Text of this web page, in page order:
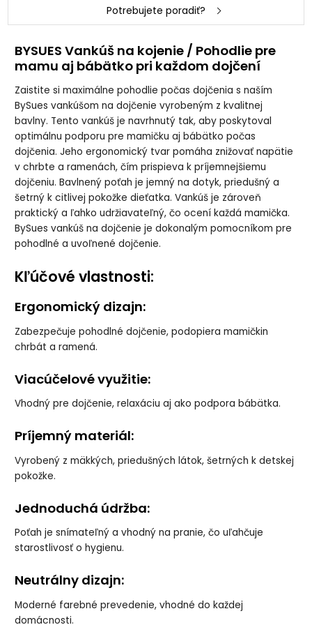
PIVONKY
dojčenie Bavlna
Classic - TMAVÉ
PIVONKY
dojčenie Bavlna
Classic - ZELENÁ
HÚSKA
ZVIERATKÁ
Potrebujete poradiť?
BYSUES Vankúš na kojenie / Pohodlie pre
mamu aj bábätko pri každom dojčení
Zaistite si maximálne pohodlie počas dojčenia s naším
BySues vankúšom na dojčenie vyrobeným z kvalitnej
bavlny. Tento vankúš je navrhnutý tak, aby poskytoval
optimálnu podporu pre mamičku aj bábätko počas
dojčenia. Jeho ergonomický tvar pomáha znižovať napätie
v chrbte a ramenách, čím prispieva k príjemnejšiemu
dojčeniu. Bavlnený poťah je jemný na dotyk, priedušný a
šetrný k citlivej pokožke dieťatka. Vankúš je zároveň
praktický a ľahko udržiavateľný, čo ocení každá mamička.
BySues vankúš na dojčenie je dokonalým pomocníkom pre
pohodlné a uvoľnené dojčenie.
Kľúčové vlastnosti:
Ergonomický dizajn:
Zabezpečuje pohodlné dojčenie, podopiera mamičkin
chrbát a ramená.
Viacúčelové využitie:
Vhodný pre dojčenie, relaxáciu aj ako podpora bábätka.
Príjemný materiál:
Vyrobený z mäkkých, priedušných látok, šetrných k detskej
pokožke.
Jednoduchá údržba:
Poťah je snímateľný a vhodný na pranie, čo uľahčuje
starostlivosť o hygienu.
Neutrálny dizajn:
Moderné farebné prevedenie, vhodné do každej
domácnosti.